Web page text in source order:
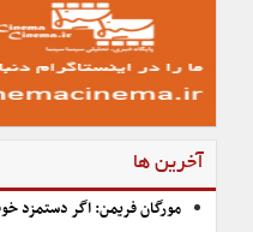
آخرین ها
مورگان فریمن: اگر دستمزد